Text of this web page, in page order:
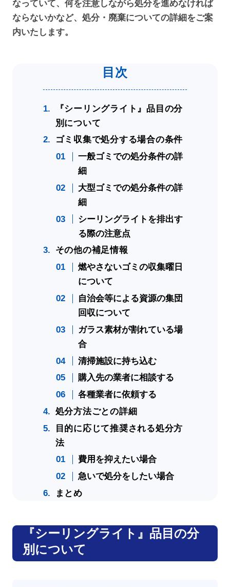
なっていて、何を注意しながら処分を進めなければ
ならないかなど、処分・廃棄についての詳細をご案
内いたします。
『シーリングライト』品目の分
別について
ゴミ収集で処分する場合の条件
一般ゴミでの処分条件の詳
細
大型ゴミでの処分条件の詳
細
シーリングライトを排出す
る際の注意点
その他の補足情報
燃やさないゴミの収集曜日
について
自治会等による資源の集団
回収について
ガラス素材が割れている場
合
清掃施設に持ち込む
購入先の業者に相談する
各種業者に依頼する
処分方法ごとの詳細
目的に応じて推奨される処分方
法
費用を抑えたい場合
急いで処分をしたい場合
まとめ
『シーリングライト』品目の分
別について